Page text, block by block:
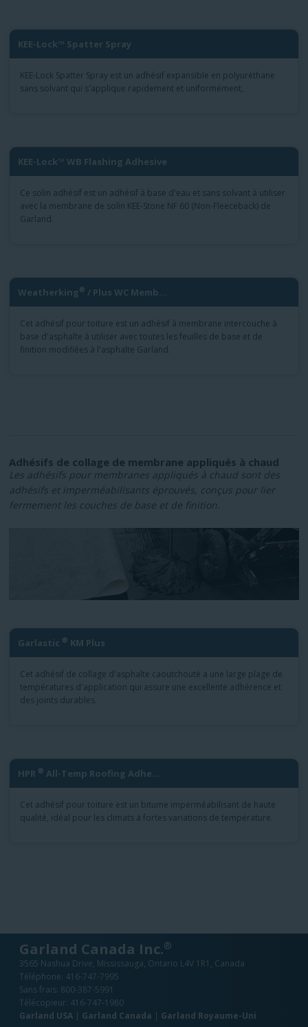
KEE-Lock™ Spatter Spray
KEE-Lock Spatter Spray est un adhésif expansible en polyuréthane
sans solvant qui s'applique rapidement et uniformément,
KEE-Lock™ WB Flashing Adhesive
Ce solin adhésif est un adhésif à base d'eau et sans solvant à utiliser
avec la membrane de solin KEE-Stone NF 60 (Non-Fleeceback) de
Garland.
Weatherking® / Plus WC Memb...
Cet adhésif pour toiture est un adhésif à membrane intercouche à
base d'asphalte à utiliser avec toutes les feuilles de base et de
finition modifiées à l'asphalte Garland.
Adhésifs de collage de membrane appliqués à chaud
Les adhésifs pour membranes appliqués à chaud sont des
adhésifs et imperméabilisants éprouvés, conçus pour lier
fermement les couches de base et de finition.
Garlastic ® KM Plus
Cet adhésif de collage d'asphalte caoutchouté a une large plage de
températures d'application qui assure une excellente adhérence et
des joints durables.
HPR ® All-Temp Roofing Adhe...
Cet adhésif pour toiture est un bitume imperméabilisant de haute
qualité, idéal pour les climats à fortes variations de température.
Garland Canada Inc.®
3565 Nashua Drive, Mississauga, Ontario L4V 1R1, Canada
Téléphone: 416-747-7995
Sans frais: 800-387-5991
Télécopieur: 416-747-1980
Garland USA| Garland Canada | Garland Royaume-Uni